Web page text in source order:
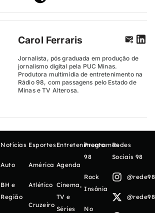
Carol Ferraris
Jornalista, pós graduada em produção de
jornalismo digital pela PUC Minas.
Produtora multimídia de entretenimento na
Rádio 98, com passagens pelo Estado de
Minas e TV Alterosa.
Notícias
Auto
BH e
Região
Esportes
América
Atlético
Cruzeiro
Entretenimento
Agenda
Cinema,
TV e
Séries
Programas
98
Rock
Insônia
No
Redes
Sociais 98